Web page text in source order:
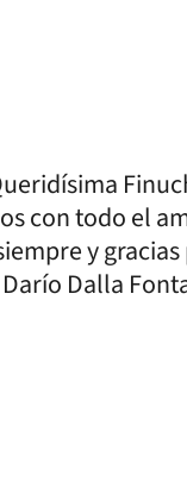
con todo el
y
Dalla